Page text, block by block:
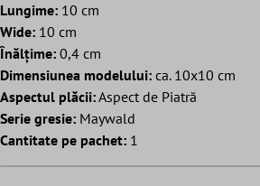
Lungime: 10 cm
Wide: 10 cm
Înălțime: 0,4 cm
Dimensiunea modelului: ca. 10x10 cm
Aspectul plăcii:Aspect de Piatră
Serie gresie: Maywald
Cantitate pe pachet: 1